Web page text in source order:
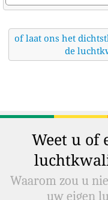
of laat ons het
de
Weet u of
Waarom zou u
uw eigen